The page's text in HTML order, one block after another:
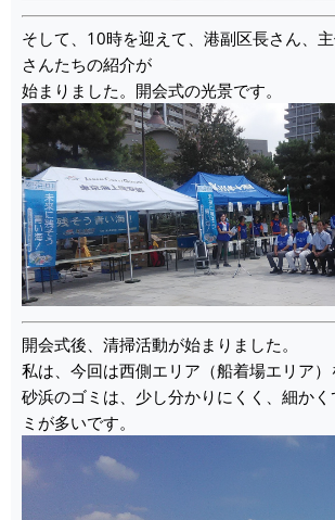
そして、10時を迎えて、港副区長さん、
さんたちの紹介が
始まりました。開会式の光景です。
開会式後、清掃活動が始まりました。
私は、今回は西側エリア（船着場エリア）
砂浜のゴミは、少し分かりにくく、細か
ミが多いです。